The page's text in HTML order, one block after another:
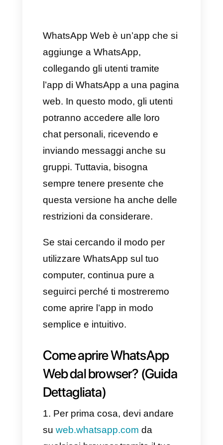
nell’utilizzare WhatsApp
Web?
Perché dovresti usare un
CRM per WhatsApp?
WhatsApp Web è un’app che si
aggiunge a WhatsApp,
collegando gli utenti tramite
l’app di WhatsApp a una pagina
web. In questo modo, gli utenti
potranno accedere alle loro
chat personali, ricevendo e
inviando messaggi anche su
gruppi. Tuttavia, bisogna
sempre tenere presente che
restrizioni da considerare.
Se stai cercando il modo per
utilizzare WhatsApp sul tuo
computer, continua pure a